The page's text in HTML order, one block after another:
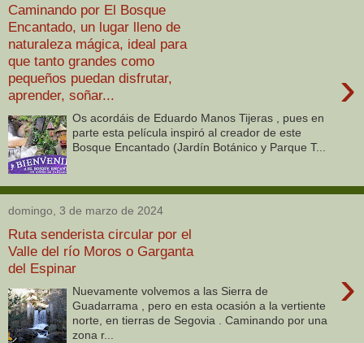
Caminando por El Bosque
Encantado, un lugar lleno de
naturaleza mágica, ideal para
que tanto grandes como
pequeños puedan disfrutar,
aprender, soñar...
›
Os acordáis de Eduardo Manos Tijeras , pues en
parte esta película inspiró al creador de este
Bosque Encantado (Jardín Botánico y Parque T...
domingo, 3 de marzo de 2024
Ruta senderista circular por el
Valle del río Moros o Garganta
del Espinar
›
Nuevamente volvemos a las Sierra de
Guadarrama , pero en esta ocasión a la vertiente
norte, en tierras de Segovia . Caminando por una
zona r...